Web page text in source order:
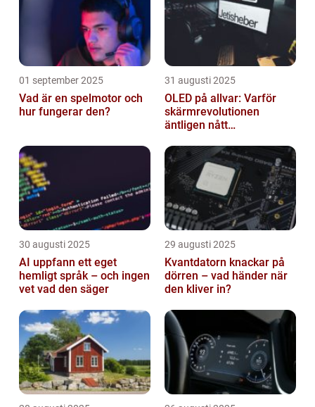
01 september 2025
Vad är en spelmotor och
hur fungerar den?
31 augusti 2025
OLED på allvar: Varför
skärmrevolutionen
äntligen nått
30 augusti 2025
AI uppfann ett eget
hemligt språk – och ingen
vet vad den säger
29 augusti 2025
Kvantdatorn knackar på
dörren – vad händer när
den kliver in?